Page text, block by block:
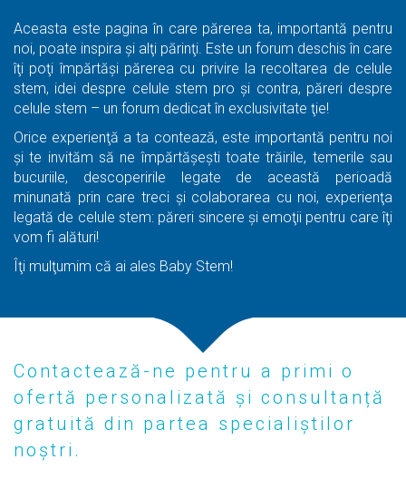
Aceasta este pagina în care părerea ta, importantă pentru
noi, poate inspira şi alţi părinţi. Este un forum deschis în care
îţi poţi împărtăşi părerea cu privire la recoltarea de celule
stem, idei despre celule stem pro şi contra, păreri despre
celule stem – un forum dedicat în exclusivitate ţie!
Orice experienţă a ta contează, este importantă pentru noi
şi te invităm să ne împărtăşeşti toate trăirile, temerile sau
bucuriile, descoperirile legate de această perioadă
minunată prin care treci şi colaborarea cu noi, experienţa
legată de celule stem: păreri sincere şi emoţii pentru care îţi
vom fi alături!
Îţi mulţumim că ai ales Baby Stem!
Contactează-ne pentru a primi o
ofertă personalizată și consultanță
gratuită din partea specialiștilor
noștri.